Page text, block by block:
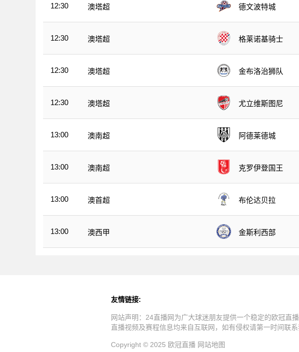
12:30 澳塔超 德文波特城
12:30 澳塔超 格莱诺基骑士
12:30 澳塔超 金布洛治狮队
12:30 澳塔超 尤立维斯图尼
13:00 澳南超 阿德莱德城
13:00 澳南超 克罗伊登国王
13:00 澳首超 布伦达贝拉
13:00 澳西甲 金斯利西部
友情链接:
网站声明：24直播网为广大球迷朋友提供一个稳定的欧冠直
直播视频及赛程信息均来自互联网，如有侵权请第一时间联系
Copyright © 2025 欧冠直播 网站地图